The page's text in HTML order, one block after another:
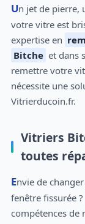
Un jet de pierre, un cambriolage, une tempête, et voilà que
votre vitre est
expertise en
Bitche et dans
remettre votre
nécessite une
Vitrierducoin.fr.
Vitriers
toutes
Envie de
fenêtre fissurée ?
compétences de